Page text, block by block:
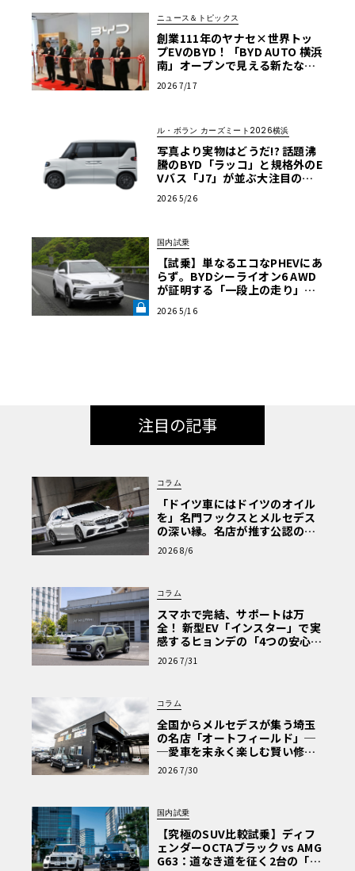
ニュース＆トピックス
創業111年のヤナセ×世界トッ
プEVのBYD！「BYD AUTO 横浜
南」オープンで見える新たなク
2026 7/17
ル・ボラン カーズミート2026横浜
写真より実物はどうだ!? 話題沸
騰のBYD「ラッコ」と規格外のE
Vバス「J7」が並ぶ大注目のブ
ミート2026横浜】
2026 5/26
国内試乗
【試乗】単なるエコなPHEVにあ
らず。BYDシーライオン6 AWD
が証明する「一段上の走り」と
2026 5/16
注目の記事
コラム
「ドイツ車にはドイツのオイル
を」名門フックスとメルセデス
の深い縁。名店が推す公認の安
心と、Cクラスで味わうシルキー
な走り〈PR〉
2026 8/6
コラム
スマホで完結、サポートは万
全！ 新型EV「インスター」で実
感するヒョンデの「4つの安心」
【第1回・ヒョンデ6つの疑問：
Why? Hyundai?】〈PR〉
2026 7/31
コラム
全国からメルセデスが集う埼玉
の名店「オートフィールド」─
─愛車を末永く楽しむ賢い修理
術と、プロがフックス製オイル
を選ぶ理由〈PR〉
2026 7/30
国内試乗
【究極のSUV比較試乗】ディフ
ェンダーOCTAブラック vs AMG
G63：道なき道を征く2台の「対